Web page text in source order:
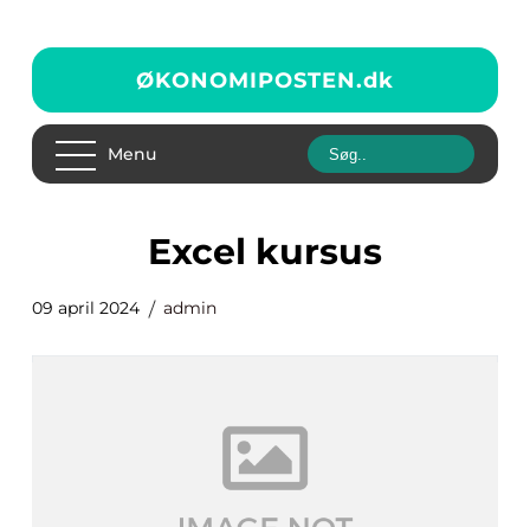
ØKONOMIPOSTEN.dk
Menu
excel kursus
09 april 2024 admin